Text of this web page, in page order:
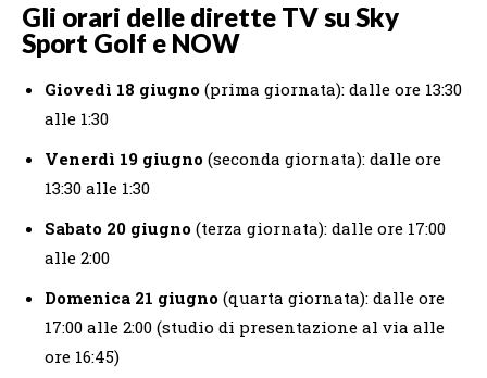
Gli orari delle dirette TV su Sky
Sport Golf e NOW
Giovedì 18 giugno (prima giornata): dalle ore 13:30
alle 1:30
Venerdì 19 giugno (seconda giornata): dalle ore
13:30 alle 1:30
Sabato 20 giugno (terza giornata): dalle ore 17:00
alle 2:00
Domenica 21 giugno (quarta giornata): dalle ore
17:00 alle 2:00 (studio di presentazione al via alle
ore 16:45)